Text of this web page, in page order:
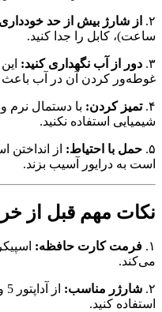
بیش از حد خودداری کنید:
کابل را جدا کنید.
آب نگهداری کنید: این
کردن آن در آب باعث
کردن:با دستمال نرم و کمی
استفاده نکنید.
احتیاط: از انداختن اسپیکر
درایور آسیب بزند.
مهم قبل از خرید
کارت حافظه:
مناسب:
کنید.